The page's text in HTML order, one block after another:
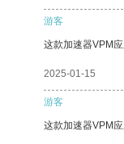
游客
这款加速器VPM
2025-01-15
游客
这款加速器VPM